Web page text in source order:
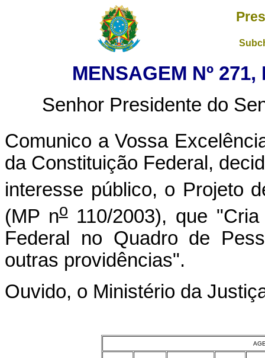
MENSAGEM Nº
Senhor Presidente do
Comunico a Vossa
da Constituição Federal,
interesse público, o Projeto
(MP no110/2003), que "Cria
Federal no Quadro de
outras providências".
Ouvido, o Ministério da